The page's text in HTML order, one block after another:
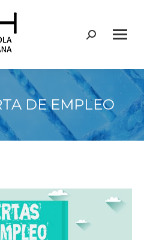
Buscar:
DE EMPLEO